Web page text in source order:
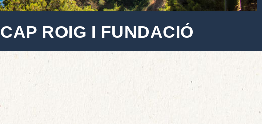
ROIG I FUNDACIÓ